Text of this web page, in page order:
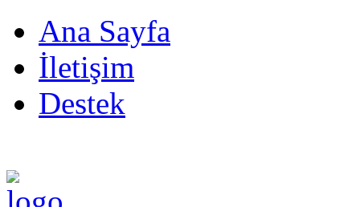
Ana Sayfa
İletişim
Destek